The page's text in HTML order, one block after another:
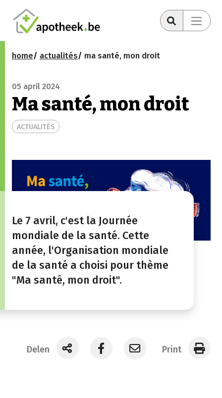
home actualités ma santé, mon droit
05 april 2024
Ma santé, mon droit
ACTUALITÉS
Le 7 avril, c'est la Journée
mondiale de la santé. Cette
année, l'Organisation mondiale
de la santé a choisi pour thème
"Ma santé, mon droit".
Delen Print